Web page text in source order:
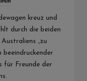
kreuz und
durch die beiden
„zu
beeindruckender
für Freunde der